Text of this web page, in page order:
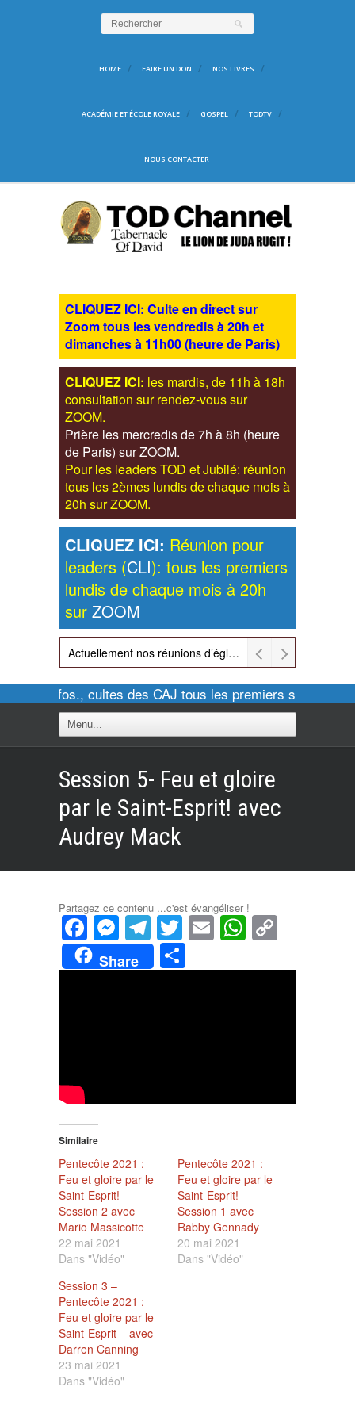
HOME FAIRE UN DON NOS LIVRES
ACADÉMIE ET ÉCOLE ROYALE GOSPEL TODTV
NOUS CONTACTER
CLIQUEZ ICI: Culte en direct sur
Zoom tous les vendredis à 20h et
dimanches à 11h00 (heure de Paris)
CLIQUEZ ICI: les mardis, de 11h à 18h
consultation sur rendez-vous sur
ZOOM.
Prière les mercredis de 7h à 8h (heure
de Paris) sur ZOOM.
Pour les leaders TOD et Jubilé: réunion
tous les 2èmes lundis de chaque mois à
20h sur ZOOM.
CLIQUEZ ICI: Réunion pour
leaders (CLI): tous les premiers
lundis de chaque mois à 20h
sur ZOOM
Actuellement nos réunions d’église sont retransmises sur ZOOM les dimanches à 11h et vendredis à 20h00
Pour infos., cultes des CAJ tous les premiers samedis
Session 5- Feu et gloire
par le Saint-Esprit! avec
Audrey Mack
Partagez ce contenu ...c'est évangéliser !
Facebook
Messenger
Telegram
Twitter
Email
Share
Similaire
Pentecôte 2021 :
Feu et gloire par le
Saint-Esprit! –
Session 2 avec
Mario Massicotte
22 mai 2021
Dans "Vidéo"
Pentecôte 2021 :
Feu et gloire par le
Saint-Esprit! –
Session 1 avec
Rabby Gennady
20 mai 2021
Dans "Vidéo"
Session 3 –
Pentecôte 2021 :
Feu et gloire par le
Saint-Esprit – avec
Darren Canning
23 mai 2021
Dans "Vidéo"